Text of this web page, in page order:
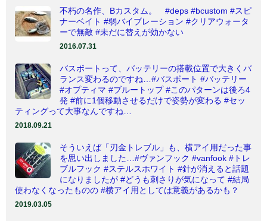
不朽の名作、Bカスタム。 #deps #bcustom #スピ
ナーベイト #弱バイブレーション #クリアウォータ
ーで無敵 #未だに替えが効かない
2016.07.31
バスボートって、バッテリーの搭載位置で大きくバ
ランス変わるのですね…#バスボート #バッテリー
#オプティマ #ブルートップ #このパターンは後ろ4
発 #前に1個移動させるだけで姿勢が変わる #セッ
ティングって大事なんですね…
2018.09.21
そういえば「刃金トレブル」も、横アイ用だった事
を思い出しました…#ヴァンフック #vanfook #トレ
ブルフック #ステルスホワイト #針が消えると話題
になりましたが #どうも刺さりが気になって #結局
使わなくなったものの #横アイ用としては意義があるかも？
2019.03.05